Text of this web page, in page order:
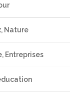
Nature
Entreprises